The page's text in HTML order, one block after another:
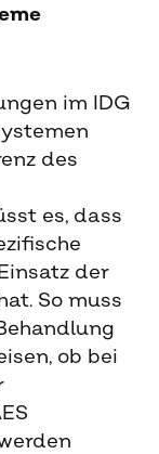
im IDG
des
es, dass
der
So muss
ob bei